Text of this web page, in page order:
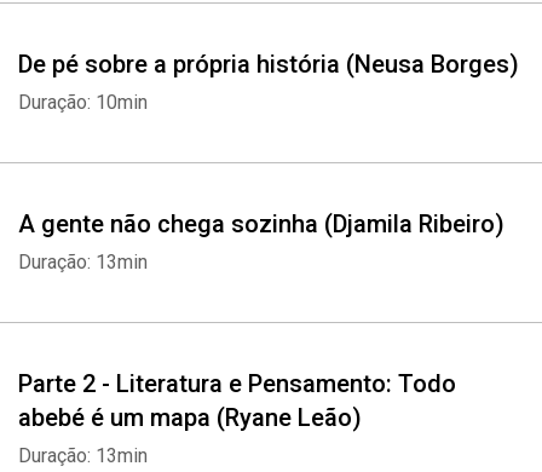
Brasil, mas o projeta.
Porque há vozes que não apenas ecoam.
Narrado pelos próprios autores dos textos, com participação
especial de:
Autores:
De pé sobre a própria história (Neusa Borges)
Duração: 10min
A gente não chega sozinha (Djamila Ribeiro)
Duração: 13min
Parte 2 - Literatura e Pensamento: Todo
abebé é um mapa (Ryane Leão)
Duração: 13min